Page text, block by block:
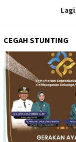
CEGAH STUNTING